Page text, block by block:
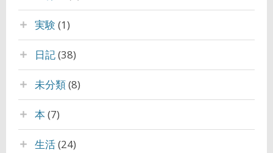
実験 (1)
日記(38)
未分類(8)
本 (7)
生活(24)